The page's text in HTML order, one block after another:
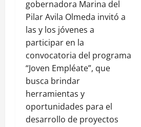
gobernadora Marina del
Pilar Avila Olmeda invitó a
las y los jóvenes a
participar en la
convocatoria del programa
“Joven Empléate”, que
busca brindar
herramientas y
oportunidades para el
desarrollo de proyectos